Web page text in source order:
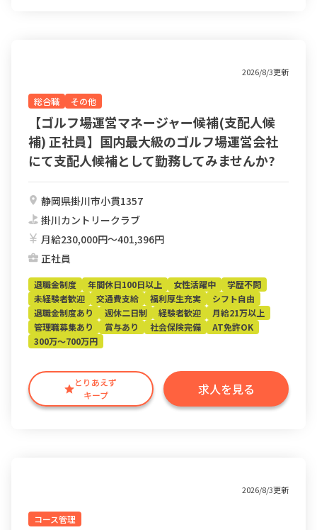
2026/8/3更新
総合職 その他
【ゴルフ場運営マネージャー候補(支配人候
補) 正社員】国内最大級のゴルフ場運営会社
にて支配人候補として勤務してみませんか?
静岡県掛川市小貫1357
掛川カントリークラブ
月給230,000円〜401,396円
正社員
とりあえず
キープ
求人を見る
退職金制度 年間休日100日以上 女性活躍中
学歴不問
未経験者歓迎
交通費支給 福利厚生充実
シフト自由
退職金制度あり
週休二日制 経験者歓迎
月給21万以上
管理職募集あり
賞与あり 社会保険完備
AT免許OK
300万～700万円
2026/8/3更新
コース管理